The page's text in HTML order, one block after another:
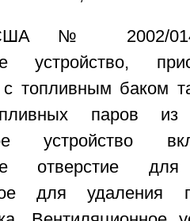
№ 2002/
устройство,
с топливным баком
паров из
устройство
отверстие
для удаления